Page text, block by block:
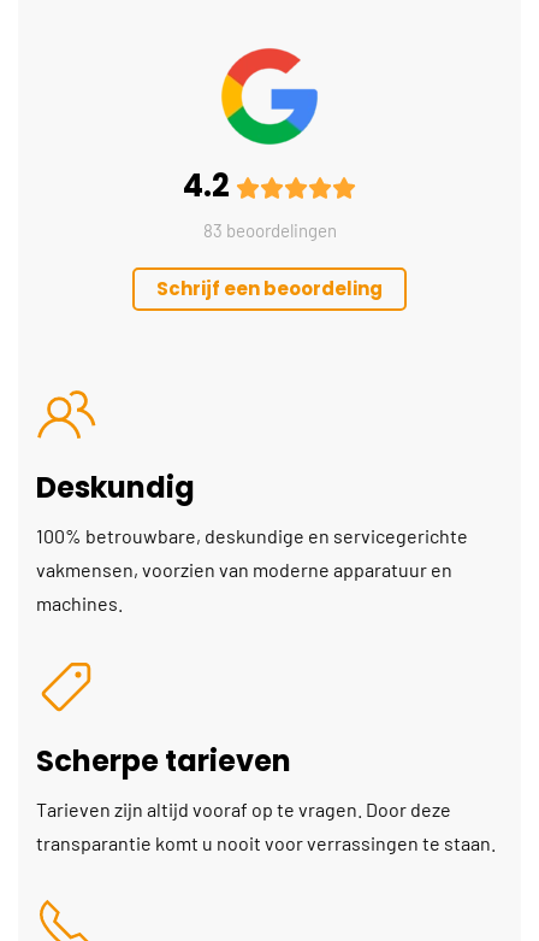
4.2
83 beoordelingen
Schrijf een beoordeling
Deskundig
100% betrouwbare, deskundige en servicegerichte
vakmensen, voorzien van moderne apparatuur en
machines.
Scherpe tarieven
Tarieven zijn altijd vooraf op te vragen. Door deze
transparantie komt u nooit voor verrassingen te staan.